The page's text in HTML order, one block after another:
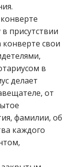
присутствии
конверте свои
в
делает
от
фамилии, об
каждого